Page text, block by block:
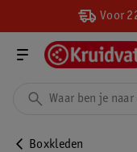
Voor
Boxkleden